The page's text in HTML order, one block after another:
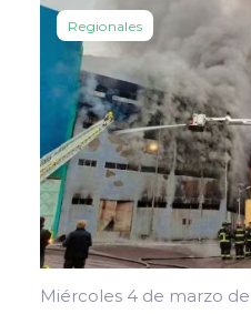
Regionales
Miércoles 4 de marzo